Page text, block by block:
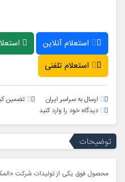
استعلام آنلاین
استعلام تلفنی
ارسال به سراسر ایران تضمین
دیدگاه خود را وارد کنید
توضیحات
محصول فوق یکی از تولیدات شرکت